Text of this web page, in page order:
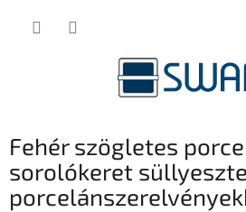
Fehér szögletes
sorolókeret